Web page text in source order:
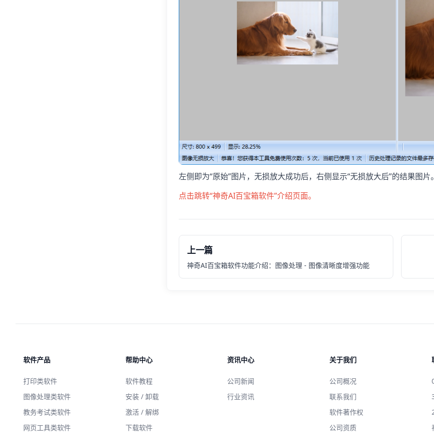
左侧即为“原始”图片，无损放大成功后，右侧显示“无损放大后”的结果图片
点击跳转“神奇AI百宝箱软件”介绍页面。
上一篇
神奇AI百宝箱软件功能介绍：图像处理 - 图像清晰度增强功能
软件产品
打印类软件
图像处理类软件
教务考试类软件
网页工具类软件
帮助中心
软件教程
安装 / 卸载
激活 / 解绑
下载软件
资讯中心
公司新闻
行业资讯
关于我们
公司概况
联系我们
软件著作权
公司资质